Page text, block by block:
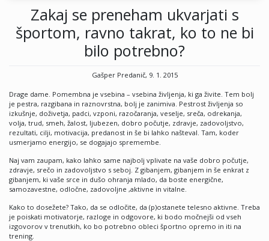
Zakaj se preneham ukvarjati s
športom, ravno takrat, ko to ne bi
bilo potrebno?
Gašper Predanič, 9. 1. 2015
Drage dame. Pomembna je vsebina – vsebina življenja, ki ga živite. Tem bolj
je pestra, razgibana in raznovrstna, bolj je zanimiva. Pestrost življenja so
izkušnje, doživetja, padci, vzponi, razočaranja, veselje, sreča, odrekanja,
volja, trud, smeh, žalost, ljubezen, dobro počutje, zdravje, zadovoljstvo,
rezultati, cilji, motivacija, predanost in še bi lahko našteval. Tam, koder
usmerjamo energijo, se dogajajo spremembe.
Naj vam zaupam, kako lahko same najbolj vplivate na vaše dobro počutje,
zdravje, srečo in zadovoljstvo s seboj. Z gibanjem, gibanjem in še enkrat z
gibanjem, ki vaše srce in dušo ohranja mlado, da boste energične,
samozavestne, odločne, zadovoljne ,aktivne in vitalne.
Kako to dosežete? Tako, da se odločite, da (p)ostanete telesno aktivne. Treba
je poiskati motivatorje, razloge in odgovore, ki bodo močnejši od vseh
izgovorov v trenutkih, ko bo potrebno obleci športno opremo in iti na
trening.